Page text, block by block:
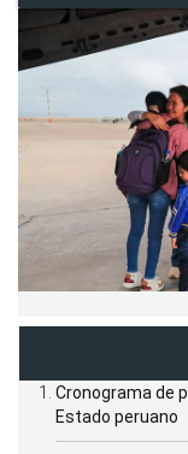
Cronograma de
Estado peruano